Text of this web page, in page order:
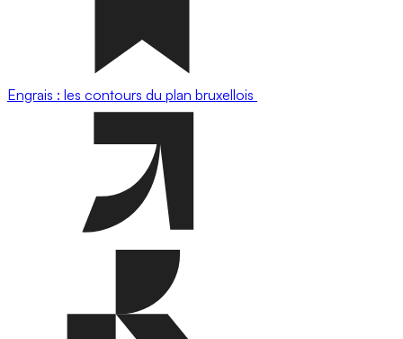
Engrais : les contours du plan bruxellois